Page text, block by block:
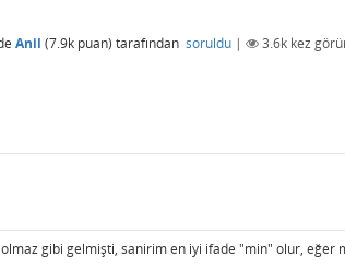
Anil (7.9k puan) tarafından soruldu | 3.6k kez
gibi gelmişti, sanirim en iyi ifade "min" olur, eğer